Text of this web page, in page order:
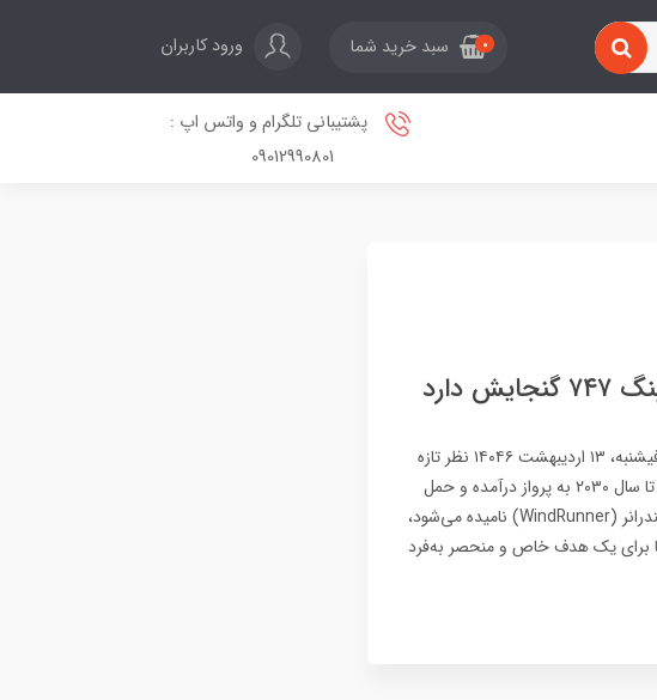
0 سبد خرید شما ورود کاربران
پشتیبانی تلگرام و واتس اپ :
09012990801
اسکایتانیک؛ بزرگترین هواپیمای جهان که ۱۲ برابر بویینگ ۷۴۷ گنجایش داردعلی صیافیشنبه، ۱۳ اردیبهشت ۱۴۰۴۶ نظر تازه
های روز فناوریبزرگ‌ترین هواپیمای جهان ملقب به اسکای‌تانیک (Skytanic)، بالاخره تا سال ۲۰۳۰ به پرواز درآمده و حمل
بارهای عظیم‌الجثه خود را آغاز خواهد کرد. این هواپیمای غول‌پیکر که به‌طور رسمی ویندرانر (WindRunner) نامیده می‌شود،
نماند که این هواپیما برای یک هدف خاص و منحصر به‌فرد